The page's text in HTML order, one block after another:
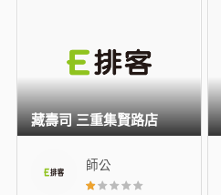
師公
藏壽司 三重集賢路店